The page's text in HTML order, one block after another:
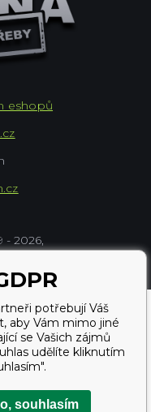
2026,
eshopů
potřebují Váš
aby Vám mimo jiné
se Vašich zájmů
udělíte kliknutím
souhlasím